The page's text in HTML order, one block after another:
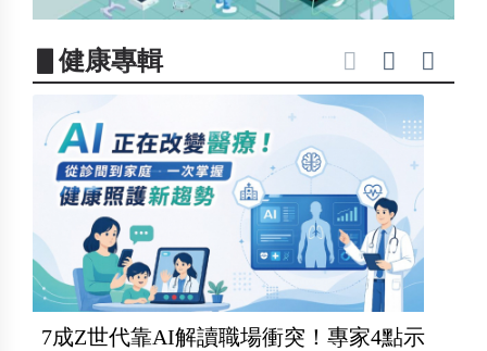
▋健康專輯
7成Z世代靠AI解讀職場衝突！專家4點示